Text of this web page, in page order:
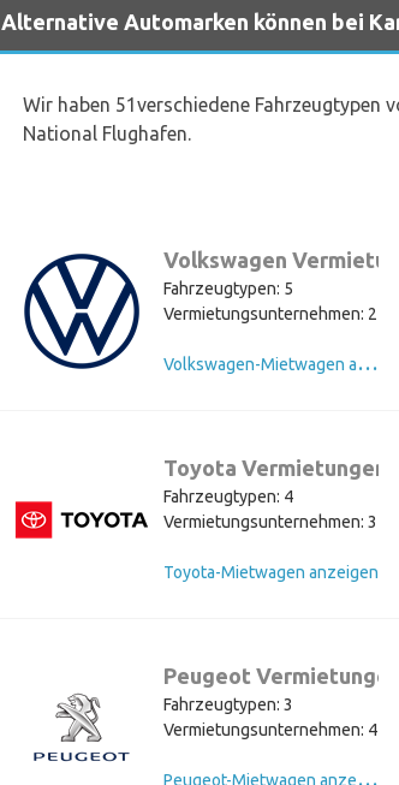
Alternative Automarken können bei
Wir haben 51verschiedene
National Flughafen.
Volkswagen
Fahrzeugtypen: 5
Vermietungsunternehmen: 2
V
olkswagen-Mietwagen anzeigen
Toyota Vermietungen
Fahrzeugtypen: 4
Vermietungsunternehmen: 3
Toyota-Mietwagen anzeigen
Peugeot Vermietungen
Fahrzeugtypen: 3
Vermietungsunternehmen: 4
P
eugeot-Mietwagen anzeigen